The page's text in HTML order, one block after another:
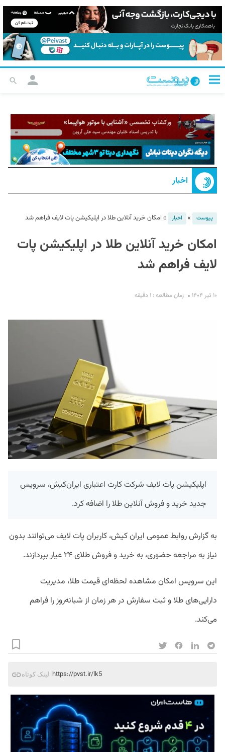
اخبار
پیوست » اخبار » امکان خرید آنلاین طلا در اپلیکیشن پات لایف فراهم شد
امکان خرید آنلاین طلا در اپلیکیشن پات
لایف فراهم شد
۱۰ تیر ۱۴۰۴ زمان مطالعه : ۱ دقیقه
اپلیکیشن پات لایف شرکت کارت اعتباری ایران‌کیش، سرویس
جدید خرید و فروش آنلاین طلا را اضافه کرد.
به گزارش روابط عمومی ایران کیش، کاربران پات لایف می‌توانند بدون
نیاز به مراجعه حضوری، به خرید و فروش طلای ۲۴ عیار بپردازند.
این سرویس امکان مشاهده لحظه‌ای قیمت طلا، مدیریت
دارایی‌های طلا و ثبت سفارش در هر زمان از شبانه‌روز را فراهم
می‌کند.
لینک کوتاه https://pvst.ir/lk5